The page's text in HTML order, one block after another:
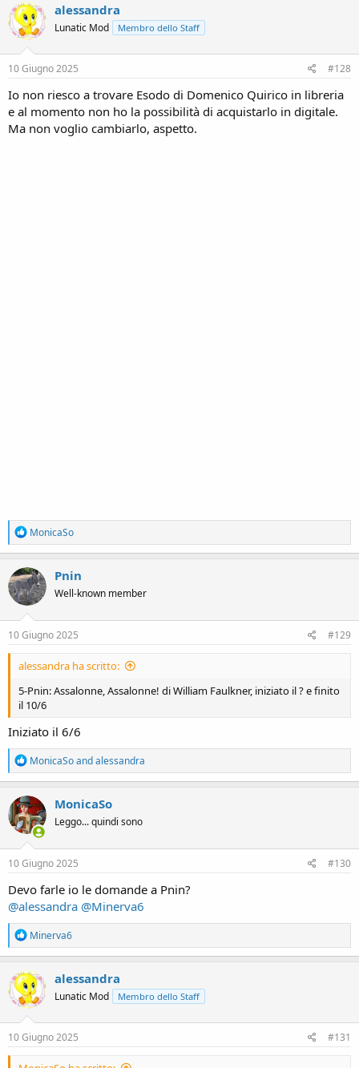
alessandra
Lunatic Mod Membro dello Staff
10 Giugno 2025 #128
Io non riesco a trovare Esodo di Domenico Quirico in libreria
e al momento non ho la possibilità di acquistarlo in digitale.
Ma non voglio cambiarlo, aspetto.
R
e
a
c
t
i
o
n
s
MonicaSo
Pnin
Well-known member
10 Giugno 2025 #129
alessandra ha scritto:
5-Pnin: Assalonne, Assalonne! di William Faulkner, iniziato il ? e finito
il 10/6
Iniziato il 6/6
R
e
a
c
t
i
o
n
s
MonicaSoandalessandra
MonicaSo
Leggo... quindi sono
10 Giugno 2025 #130
Devo farle io le domande a Pnin?
@alessandra @Minerva6
R
e
a
c
t
i
o
n
s
Minerva6
alessandra
Lunatic Mod Membro dello Staff
10 Giugno 2025 #131